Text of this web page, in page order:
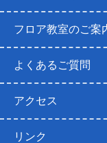
フロア教室のご案
よくあるご質問
アクセス
リンク